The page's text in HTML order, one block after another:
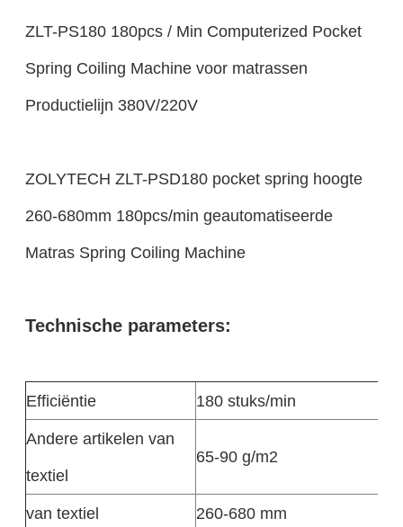
ZLT-PS180 180pcs / Min Computerized Pocket
Spring Coiling Machine voor matrassen
Productielijn 380V/220V
ZOLYTECH ZLT-PSD180 pocket spring hoogte
260-680mm 180pcs/min geautomatiseerde
Matras Spring Coiling Machine
Technische parameters:
Efficiëntie
180 stuks/min
Andere artikelen van
textiel
65-90 g/m2
van textiel
260-680 mm